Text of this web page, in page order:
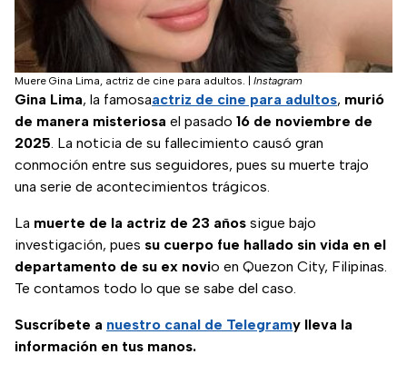
Muere Gina Lima, actriz de cine para adultos. Instagram
Gina Lima, la famosaactriz de cine para adultos, murió
de manera misteriosa el pasado 16 de noviembre de
2025. La noticia de su fallecimiento causó gran
conmoción entre sus seguidores, pues su muerte trajo
una serie de acontecimientos trágicos.
La muerte de la actriz de 23 años sigue bajo
investigación, pues su cuerpo fue hallado sin vida en el
departamento de su ex novio en Quezon City, Filipinas.
Te contamos todo lo que se sabe del caso.
Suscríbete a nuestro canal de Telegramy lleva la
información en tus manos.